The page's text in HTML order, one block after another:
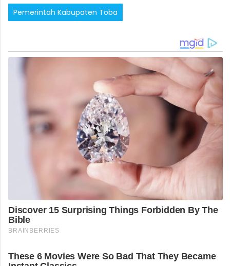
Pemerintah Kabupaten Toba